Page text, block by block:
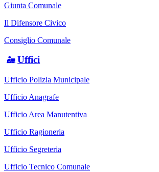
Giunta Comunale
Il Difensore Civico
Consiglio Comunale
Uffici
Ufficio Polizia Municipale
Ufficio Anagrafe
Ufficio Area Manutentiva
Ufficio Ragioneria
Ufficio Segreteria
Ufficio Tecnico Comunale